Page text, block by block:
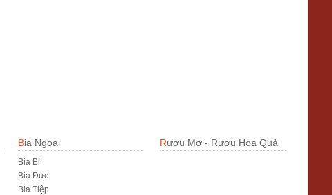
Bia Ngoại
Bia Bỉ
Bia Đức
Bia Tiệp
Rượu Mơ - Rượu Hoa Quả